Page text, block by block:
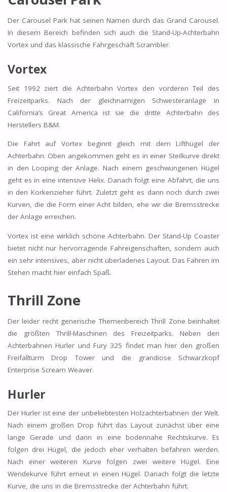
Der Carousel Park hat seinen Namen durch das Grand Carousel.
In diesem Bereich befinden sich auch die Stand-Up-Achterbahn
Vortex und das klassische Fahrgeschäft Scrambler.
Vortex
Seit 1992 ziert die Achterbahn Vortex den vorderen Teil des
Freizeitparks. Nach der gleichnamigen Schwesteranlage in
California’s Great America ist sie die dritte Achterbahn des
Herstellers B&M.
Die Fahrt auf Vortex beginnt gleich mit dem Lifthügel der
Achterbahn. Oben angekommen geht es in einer Steilkurve direkt
in den Looping der Anlage. Nach einem geschwungenen Hügel
geht es in eine intensive Helix. Danach folgt eine Abfahrt, die uns
in den Korkenzieher führt. Zuletzt geht es dann noch durch zwei
Kurven, die die Form einer Acht bilden, ehe wir die Bremsstrecke
der Anlage erreichen.
Vortex ist eine wirklich schöne Achterbahn. Der Stand-Up Coaster
bietet nicht nur hervorragende Fahreigenschaften, sondern auch
ein sehr intensives, aber nicht überladenes Layout. Das Fahren im
Stehen macht hier einfach Spaß.
Thrill Zone
Der leider recht generische Themenbereich Thrill Zone beinhaltet
die größten Thrill-Maschinen des Freizeitparks. Neben den
Achterbahnen Hurler und Fury 325 findet man hier den großen
Freifallturm Drop Tower und die grandiose Schwarzkopf
Enterprise Scream Weaver.
Hurler
Der Hurler ist eine der unbeliebtesten Holzachterbahnen der Welt.
Nach einem großen Drop führt das Layout zunächst über eine
lange Gerade und dann in eine bodennahe Rechtskurve. Es
folgen drei Hügel, die jedoch eher verhalten befahren werden.
Nach einer weiteren Kurve folgen zwei weitere Hügel. Eine
Wendekurve führt erneut in einen Hügel. Danach folgt die letzte
Kurve, die uns in die Bremsstrecke der Achterbahn führt.